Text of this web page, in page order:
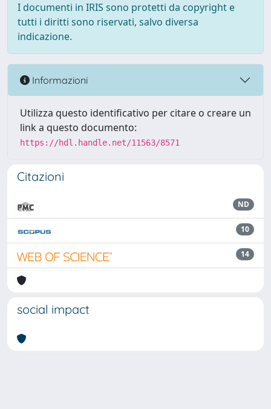
I documenti in IRIS sono protetti da copyright e
tutti i diritti sono riservati, salvo diversa
indicazione.
Informazioni
Utilizza questo identificativo per citare o creare un
link a questo documento:
https://hdl.handle.net/11563/8571
Citazioni
ND
10
14
social impact